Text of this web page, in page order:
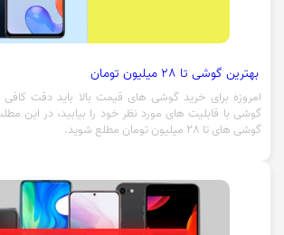
بهترین گوشی تا 28 میلیون تومان
امروزه برای خرید گوشی های قیمت بالا باید دقت کافی
گوشی با قابلیت های مورد نظر خود را بیابید، در این
گوشی های تا 28 میلیون تومان مطلع شوید.